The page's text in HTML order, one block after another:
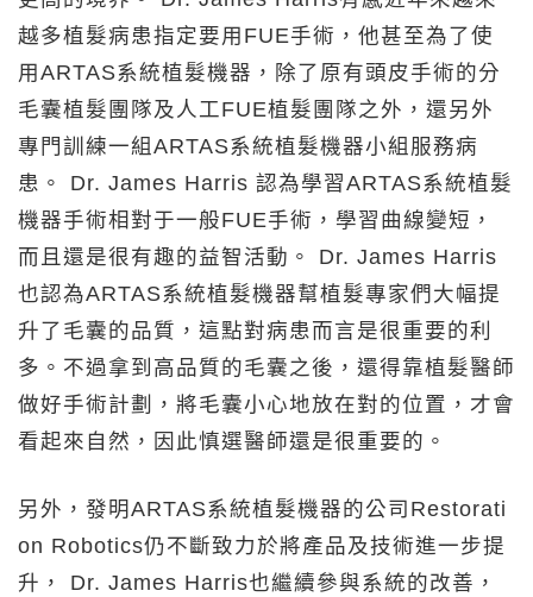
越多植髮病患指定要用FUE手術，他甚至為了使
用ARTAS系統植髮機器，除了原有頭皮手術的分
毛囊植髮團隊及人工FUE植髮團隊之外，還另外
專門訓練一組ARTAS系統植髮機器小組服務病
患。 Dr. James Harris 認為學習ARTAS系統植髮
機器手術相對于一般FUE手術，學習曲線變短，
而且還是很有趣的益智活動。 Dr. James Harris
也認為ARTAS系統植髮機器幫植髮專家們大幅提
升了毛囊的品質，這點對病患而言是很重要的利
多。不過拿到高品質的毛囊之後，還得靠植髮醫師
做好手術計劃，將毛囊小心地放在對的位置，才會
看起來自然，因此慎選醫師還是很重要的。
另外，發明ARTAS系統植髮機器的公司Restorati
on Robotics仍不斷致力於將產品及技術進一步提
升， Dr. James Harris也繼續參與系統的改善，